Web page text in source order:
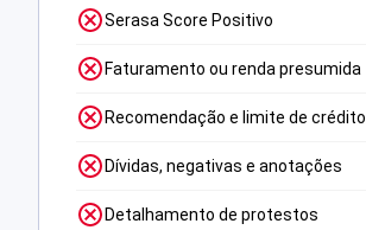
Serasa Score Positivo
Faturamento ou renda presumida
Recomendação e limite de crédito
Dívidas, negativas e anotações
Detalhamento de protestos